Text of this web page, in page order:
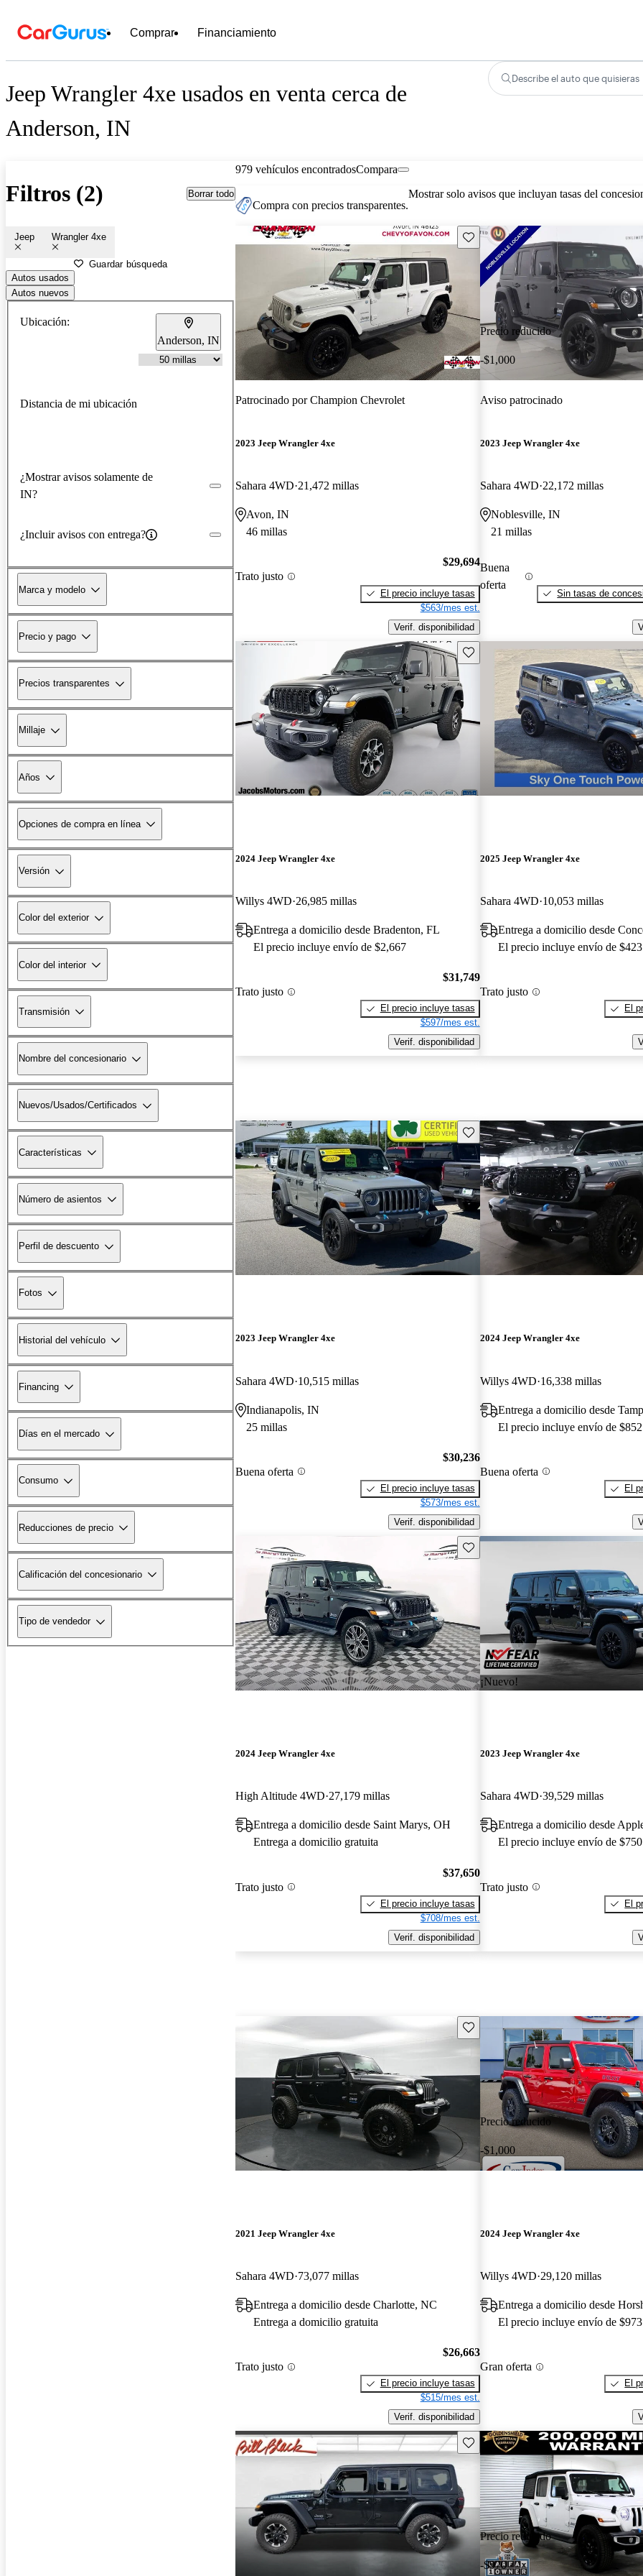
Comprar Financiamiento
Jeep Wrangler 4xe usados en venta cerca de
Anderson, IN
Describe el auto que quisieras
Filtros (2) Borrar todo
Jeep Wrangler 4xe
Guardar búsqueda
Autos usados
Autos nuevos
Ubicación:
Anderson, IN
Distancia de mi ubicación
¿Mostrar avisos solamente de
IN?
¿Incluir avisos con entrega?
Marca y modelo
Precio y pago
Precios transparentes
Millaje
Años
Opciones de compra en línea
Versión
Color del exterior
Color del interior
Transmisión
Nombre del concesionario
Nuevos/Usados/Certificados
Características
Número de asientos
Perfil de descuento
Fotos
Historial del vehículo
Financing
Días en el mercado
Consumo
Reducciones de precio
Calificación del concesionario
Tipo de vendedor
979 vehículos encontradosCompara
Compra con precios transparentes.
Mostrar solo avisos que incluyan tasas del
Guarda este Aviso
Patrocinado porChampion Chevrolet
2023 Jeep Wrangler 4xe
Sahara 4WD 21,472 millas
Avon, IN
46 millas
Trato justo
$29,694
El precio incluye tasas
$563/mes est.
Verif. disponibilidad
Precio reducido
-$1,000
Aviso patrocinado
2023 Jeep Wrangler 4xe
Sahara 4WD 22,172 millas
Noblesville, IN
21 millas
Buena
oferta
Sin tasas de
Guarda este Aviso
2024 Jeep Wrangler 4xe
Willys 4WD 26,985 millas
Entrega a domicilio desde Bradenton, FL
El precio incluye envío de $2,667
Trato justo
$31,749
El precio incluye tasas
$597/mes est.
Verif. disponibilidad
2025 Jeep Wrangler 4xe
Sahara 4WD 10,053 millas
Entrega a domicilio desde
El precio incluye envío de $423
Trato justo
El
Guarda este Aviso
2023 Jeep Wrangler 4xe
Sahara 4WD 10,515 millas
Indianapolis, IN
25 millas
Buena oferta
$30,236
El precio incluye tasas
$573/mes est.
Verif. disponibilidad
2024 Jeep Wrangler 4xe
Willys 4WD 16,338 millas
Entrega a domicilio desde
El precio incluye envío de $852
Buena oferta
El
Guarda este Aviso
2024 Jeep Wrangler 4xe
High Altitude 4WD 27,179 millas
Entrega a domicilio desde Saint Marys, OH
Entrega a domicilio gratuita
Trato justo
$37,650
El precio incluye tasas
$708/mes est.
Verif. disponibilidad
¡Nuevo!
2023 Jeep Wrangler 4xe
Sahara 4WD 39,529 millas
Entrega a domicilio desde
El precio incluye envío de $750
Trato justo
El
Guarda este Aviso
2021 Jeep Wrangler 4xe
Sahara 4WD 73,077 millas
Entrega a domicilio desde Charlotte, NC
Entrega a domicilio gratuita
Trato justo
$26,663
El precio incluye tasas
$515/mes est.
Verif. disponibilidad
Precio reducido
-$1,000
2024 Jeep Wrangler 4xe
Willys 4WD 29,120 millas
Entrega a domicilio desde
El precio incluye envío de $973
Gran oferta
El
Guarda este Aviso
Precio reducido
-$970